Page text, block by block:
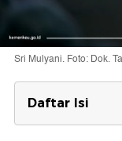
Sri Mulyani. Foto: Dok.
Daftar Isi
Isi Garasi